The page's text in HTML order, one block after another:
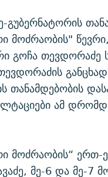
გუბერნატორის
მოძრაობის" წევრი,
გოჩა თევდორაძე
თანამდებობის
ამ
მოძრაობის“
მე-6 და მე-7